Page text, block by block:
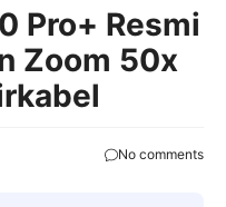
Pro+ Resmi
Zoom 50x
No comments